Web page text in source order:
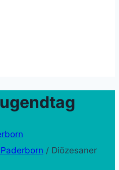
/ Diözesaner